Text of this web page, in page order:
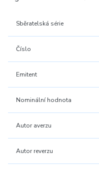
Sběratelská série
Číslo
Emitent
Nominální hodnota
Autor averzu
Autor reverzu